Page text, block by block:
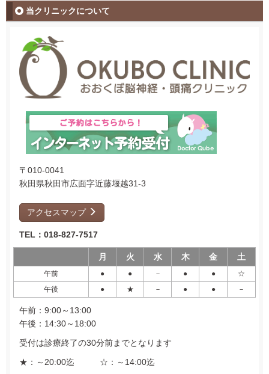
当クリニックについて
〒010-0041
秋田県秋田市広面字近藤堰越31-3
アクセスマップ
TEL：018-827-7517
月 火 水 木 金 土
午前 ● ● － ● ●
☆
午後
● ★ － ● ● －
午前：9:00～13:00
午後：14:30～18:00
受付は診療終了の30分前までとなります
★：～20:00迄 ☆：～14:00迄